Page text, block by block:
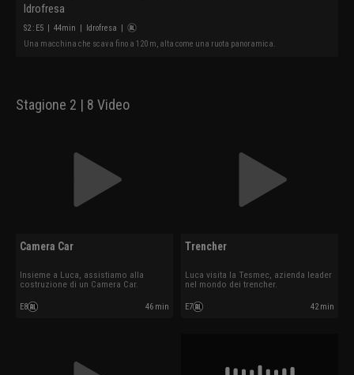
Idrofresa
S2 : E5 | 44min | Idrofresa |
Una macchina che scava fino a 120 m, alta come una ruota panoramica.
Stagione 2 | 8 Video
Camera Car
Insieme a Luca, assistiamo alla
costruzione di un Camera Car.
E8 46 min
Trencher
Luca visita la Tesmec, azienda leader
nel mondo dei trencher.
E7 42 min